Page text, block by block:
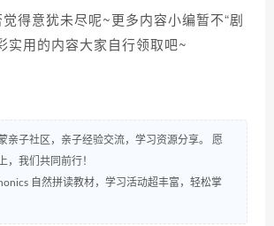
得意犹未尽呢~更多内容小编暂不“剧
实用的内容大家自行领取吧~
亲子社区，亲子经验交流，学习资源分享。 愿
，我们共同前行！
自然拼读教材，学习活动超丰富，轻松掌